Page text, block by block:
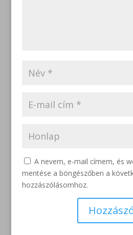
A nevem, e-mail címem, és
mentése a böngészőben a
hozzászólásomhoz.